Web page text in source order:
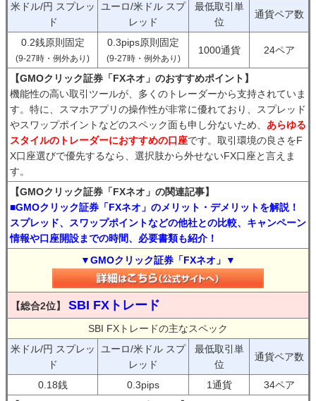
米ドル/円 スプレッ
ド
ユーロ/米ドル スプ
レッド
最低取引単
位
通貨ペア数
0.2銭原則固定
(9-27時・例外あり)
0.3pips原則固定
(9-27時・例外あり)
1000通貨 24ペア
【GMOクリック証券「FXネオ」のおすすめポイント】
機能性の高い取引ツールが、多くのトレーダーから支持されていま
す。特に、スマホアプリの操作性が非常に優れており、スプレッド
やスワップポイントなどのスペック面も申し分ないため、 あらゆる
スタイルのトレーダーにおすすめの口座です。取引環境の良さをF
X口座選びで優先するなら、選択肢から外せないFX口座と言えま
す。
【GMOクリック証券「FXネオ」の関連記事】
■GMOクリック証券「FXネオ」のメリット・デメリットを解説！
スプレッド、スワップポイントなどの他社との比較、キャンペーン
情報や口座開設までの時間、必要書類も紹介！
▼GMOクリック証券「FXネオ」▼
【総合2位】 SBI FXトレード
SBI FXトレードの主なスペック
米ドル/円 スプレッ
ド
ユーロ/米ドル スプ
レッド
最低取引単
位
通貨ペア数
0.18銭 0.3pips 1通貨
34ペア